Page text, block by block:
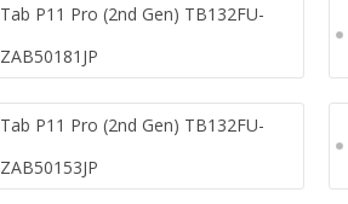
Tab P11 Pro (2nd Gen) TB132FU-
ZAB50181JP
Tab P11 Pro (2nd Gen) TB132FU-
ZAB50153JP